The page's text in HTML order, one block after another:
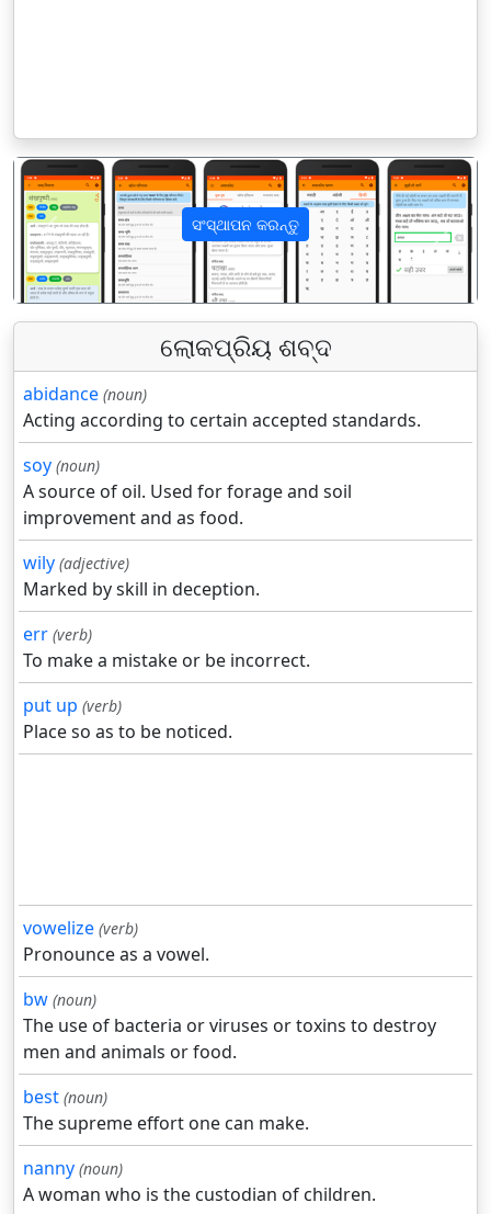
ସଂସ୍ଥାପନ କରନ୍ତୁ
पिछला अगला
ଲୋକପ୍ରିୟ ଶବ୍ଦ
abidance (noun)
Acting according to certain accepted standards.
soy (noun)
A source of oil. Used for forage and soil
improvement and as food.
wily (adjective)
Marked by skill in deception.
err (verb)
To make a mistake or be incorrect.
put up (verb)
Place so as to be noticed.
vowelize (verb)
Pronounce as a vowel.
bw (noun)
The use of bacteria or viruses or toxins to destroy
men and animals or food.
best (noun)
The supreme effort one can make.
nanny (noun)
A woman who is the custodian of children.